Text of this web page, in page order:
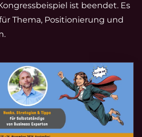
ist beendet. Es
Thema, Positionierung und